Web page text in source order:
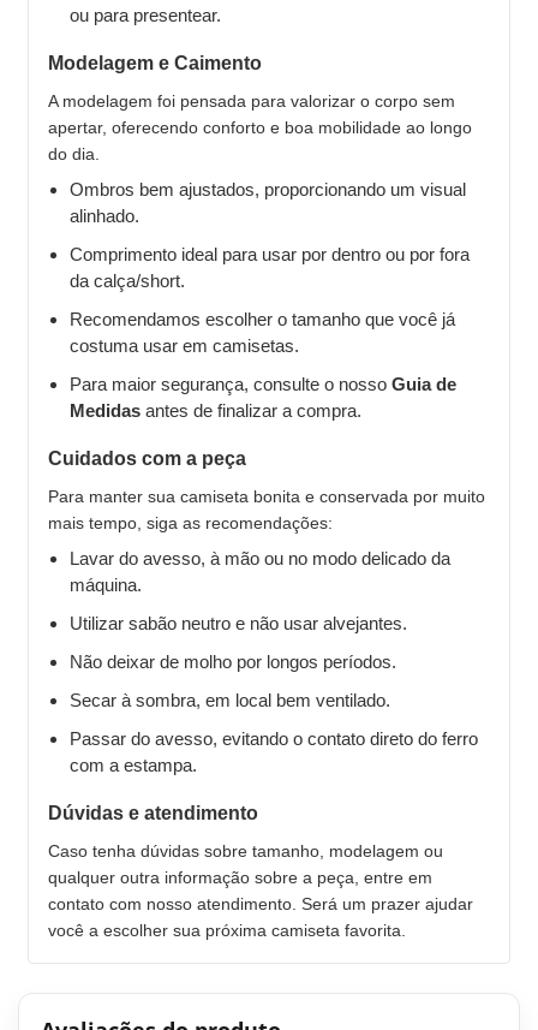
ou para presentear.
Modelagem e Caimento
A modelagem foi pensada para valorizar o corpo sem
apertar, oferecendo conforto e boa mobilidade ao longo
do dia.
Ombros bem ajustados, proporcionando um visual
alinhado.
Comprimento ideal para usar por dentro ou por fora
da calça/short.
Recomendamos escolher o tamanho que você já
costuma usar em camisetas.
Para maior segurança, consulte o nosso Guia de
Medidas antes de finalizar a compra.
Cuidados com a peça
Para manter sua camiseta bonita e conservada por muito
mais tempo, siga as recomendações:
Lavar do avesso, à mão ou no modo delicado da
máquina.
Utilizar sabão neutro e não usar alvejantes.
Não deixar de molho por longos períodos.
Secar à sombra, em local bem ventilado.
Passar do avesso, evitando o contato direto do ferro
com a estampa.
Dúvidas e atendimento
Caso tenha dúvidas sobre tamanho, modelagem ou
qualquer outra informação sobre a peça, entre em
contato com nosso atendimento. Será um prazer ajudar
você a escolher sua próxima camiseta favorita.